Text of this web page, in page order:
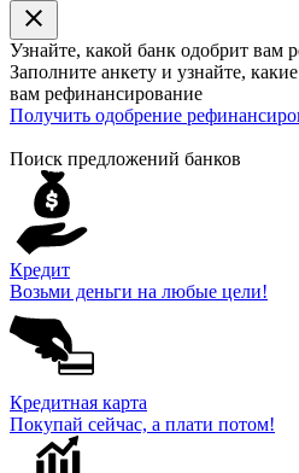
close
Узнайте, какой банк одобрит вам
Заполните анкету и узнайте,
вам рефинансирование
Получить одобрение
Поиск предложений банков
Кредит
Возьми деньги на любые цели!
Кредитная карта
Покупай сейчас, а плати потом!